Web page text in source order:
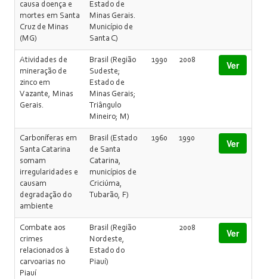
causa doença e
mortes em Santa
Cruz de Minas
(MG)
Estado de
Minas Gerais.
Município de
Santa C)
Atividades de
mineração de
zinco em
Vazante, Minas
Gerais.
Brasil (Região
Sudeste;
Estado de
Minas Gerais;
Triângulo
Mineiro; M)
1990 2008 Ver
Carboníferas em
Santa Catarina
somam
irregularidades e
causam
degradação do
ambiente
Brasil (Estado
de Santa
Catarina,
municípios de
Criciúma,
Tubarão, F)
1960 1990 Ver
Combate aos
crimes
relacionados à
carvoarias no
Piauí
Brasil (Região
Nordeste,
Estado do
Piauí)
2008 Ver